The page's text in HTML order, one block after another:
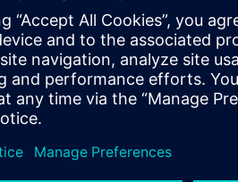
Akzeptiere im letzten
und Bezahlen“.
Deine Bestellung wurde